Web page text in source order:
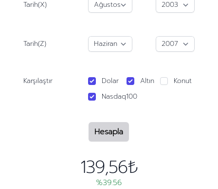
Tarih(X)
Tarih(Z)
Karşılaştır Dolar Altın
Konut
Nasdaq100
Hesapla
139,56₺
%39.56